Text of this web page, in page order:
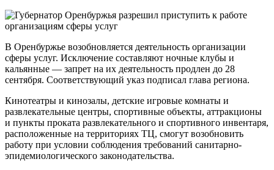
В Оренбуржье возобновляется деятельность организации
сферы услуг. Исключение составляют ночные клубы и
кальянные — запрет на их деятельность продлен до 28
сентября. Соответствующий указ подписал глава региона.
Кинотеатры и кинозалы, детские игровые комнаты и
развлекательные центры, спортивные объекты, аттракционы
и пункты проката развлекательного и спортивного инвентаря,
расположенные на территориях ТЦ, смогут возобновить
работу при условии соблюдения требований санитарно-
эпидемиологического законодательства.